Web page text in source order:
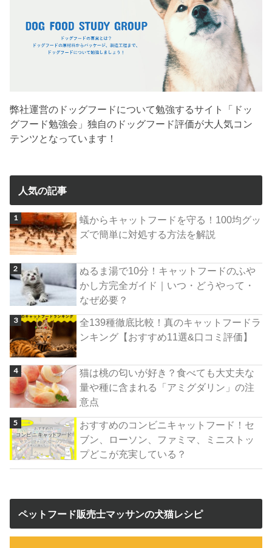
弊社運営のドッグフードについて勉強するサイト「ドッ
グフード勉強会」独自のドッグフード評価が大人気コン
テンツとなっています！
人気の記事
蟻からキャットフードを守る！100均グッ
ズで簡単に対処する方法を解説
ぬるま湯で10分！キャットフードのふや
かし方完全ガイド｜いつ・どうやって・
なぜ必要？
全139種徹底比較！真のキャットフードラ
ンキング【おすすめ11選&口コミ評価】
猫は桃の匂いが好き？食べても大丈夫な
量や種に含まれる「アミグダリン」の注
意点
おすすめのコンビニキャットフード！セ
ブン、ローソン、ファミマ、ミニストッ
プどこが充実している？
ペットフード販売士マッサンの犬猫レシピ